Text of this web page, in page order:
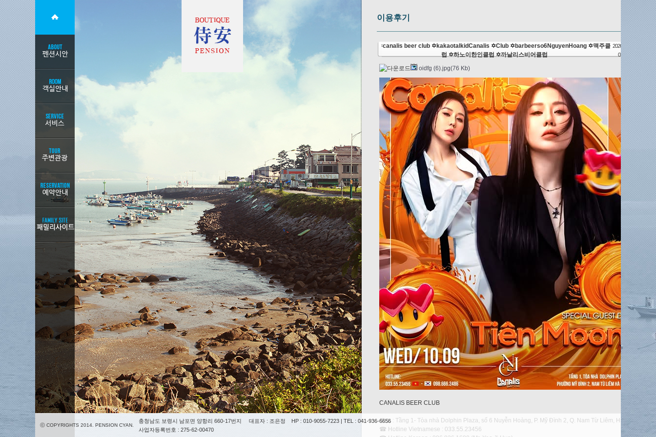
이용후기
✡️canalis beer club ✡️kakaotalkidCanalis ✡️Club ✡️barbeerso6NguyenHoang ✡️맥주클
럽 ✡️하노이한인클럽 ✡️까날리스비어클럽
2026.05.07
07:02
oidfg (6).jpg(76 Kb)
CANALIS BEER CLUB
주소 : Tầng 1- Tòa nhà Dolphin Plaza, số 6 Nuyễn Hoàng, P. Mỹ Đình 2, Q. Nam Từ Liêm, HN
☎ Hotline Vietnamese : 033.55.23456
ⓒ COPYRIGHTS 2014. PENSION CYAN.
충청남도 보령시 남포면 양항리 660-17번지 대표자 : 조은정
HP : 010-9055-7223 | TEL : 041-936-6656
사업자등록번호 : 275-62-00470